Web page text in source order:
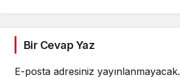
Bir Cevap Yaz
E-posta adresiniz yayınlanmayacak.